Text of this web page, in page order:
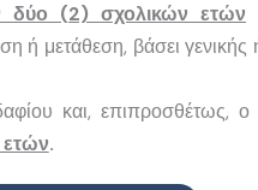
δύο (2) σχολικών ετών
μετάθεση, βάσει γενικής ή
και, επιπροσθέτως, ο
.